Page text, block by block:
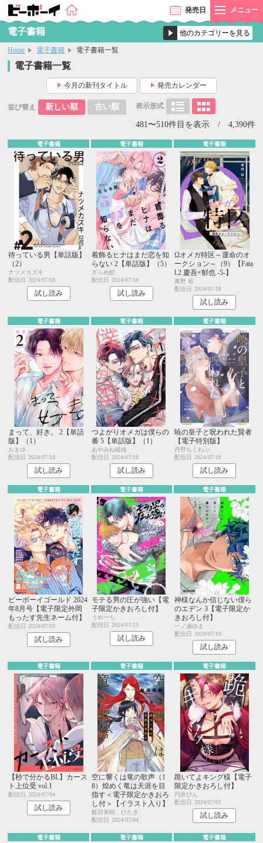
発売日 メニュー
電子書籍
Home 電子書籍 電子書籍一覧
電子書籍一覧
今月の新刊タイトル 発売カレンダー
並び替え 新しい順 古い順 表示形式
481〜510件目を表示 / 4,390件
電子書籍
待っている男【単話版】
（2）
ナツメカズキ
配信日
2024/07/18
試し読み
電子書籍
着飾るヒナはまだ恋を知
らない 2【単話版】（5）
ざらめ鮫
配信日
2024/07/18
試し読み
電子書籍
Ωオメガ特区～運命のオ
ークション～（9）【Fata
l.2 慶吾×郁也 -5-】
東野 裕
配信日
2024/07/18
試し読み
電子書籍
まって、好き。 2【単話
版】（1）
おまゆ
配信日
2024/07/18
試し読み
電子書籍
つよがりオメガは僕らの
番 5【単話版】（1）
あやみね稜緒
配信日
2024/07/18
試し読み
電子書籍
暁の皇子と呪われた賢者
【電子特別版】
丹野ちくわぶ
配信日
2024/07/18
試し読み
電子書籍
ビーボーイゴールド 2024
年8月号【電子限定外岡
もったす先生ネーム付】
配信日 2024/07/18
試し読み
電子書籍
モテる男の圧が強い【電
子限定かきおろし付】
うめーち
配信日 2024/07/13
試し読み
電子書籍
神様なんか信じない僕ら
のエデン 3【電子限定か
きおろし付】
一ノ瀬ゆま
配信日 2024/07/10
試し読み
電子書籍
【秒で分かるBL】カース
ト上位受 vol.1
配信日 2024/07/04
試し読み
電子書籍
空に響くは竜の歌声（1
8）煌めく竜は天涯を目
指す＜電子限定かきおろ
し付＞【イラスト入り】
飯田実樹、ひたき
配信日
2024/07/04
電子書籍
跪いてよキング様【電子
限定かきおろし付】
円井ぴん
配信日
2024/07/01
試し読み
電子書籍 電子書籍 電子書籍